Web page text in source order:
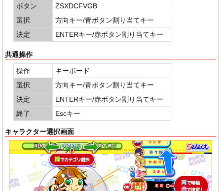
ボタン
ZSXDCFVGB
選択
方向キー/青ボタン割り当てキー
決定
ENTERキー/赤ボタン割り当てキー
共通操作
操作
キーボード
選択
方向キー/青ボタン割り当てキー
決定
ENTERキー/赤ボタン割り当てキー
終了
Escキー
キャラクター選択画面